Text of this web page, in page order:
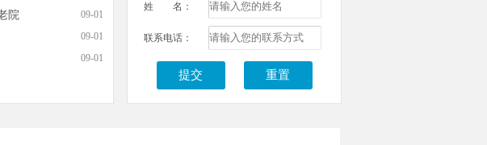
院 09-01
09-01
09-01
姓 名：
联系电话：